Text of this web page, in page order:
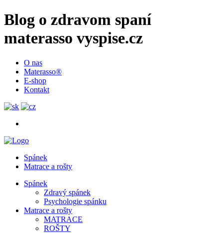
Blog o zdravom spaní
materasso vyspise.cz
O nas
Materasso®
E-shop
Kontakt
Spánek
Matrace a rošty
Spánek
Zdravý spánek
Psychologie spánku
Matrace a rošty
MATRACE
ROŠTY